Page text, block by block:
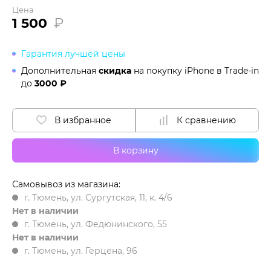
Цена
1 500 ₽
Гарантия лучшей цены
Дополнительная скидка на покупку iPhone в Trade-in
до 3000 ₽
В корзину
В избранное К сравнению
Самовывоз из магазина:
г. Тюмень, ул. Сургутская, 11, к. 4/6
Нет в наличии
г. Тюмень, ул. Федюнинского, 55
Нет в наличии
г. Тюмень, ул. Герцена, 96